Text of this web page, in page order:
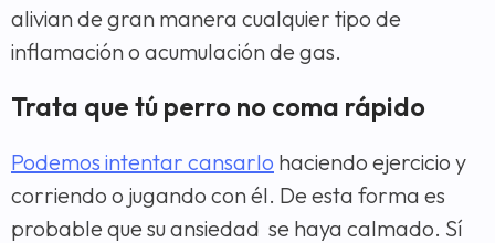
alivian de gran manera cualquier tipo de
inflamación o acumulación de gas.
Trata que tú perro no coma rápido
Podemos intentar cansarlo haciendo ejercicio y
corriendo o jugando con él. De esta forma es
probable que su ansiedad se haya calmado. Sí